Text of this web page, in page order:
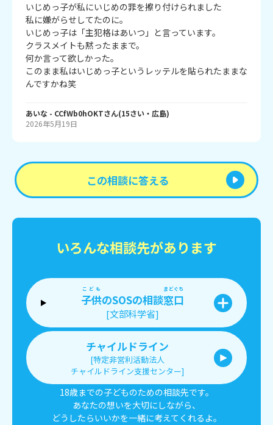
いじめっ子が私にいじめの罪を擦り付けられました
私に嫌がらせしてたのに。
いじめっ子は「主犯格はあいつ」と言っています。
クラスメイトも黙ったままで。
何か言って欲しかった。
このまま私はいじめっ子というレッテルを貼られたままな
んですかね笑
あいな - CCfWb0hOKTさん(15さい・ 広島)
2026年5月19日
この相談に答える
いろんな相談先があります
子供
こども
のSOSの相談窓口
まどぐち
[文部科学省]
チャイルドライン
[特定非営利活動法人
チャイルドライン支援センター]
18歳までの子どものための相談先です。
あなたの想いを大切にしながら、
どうしたらいいかを一緒に考えてくれるよ。